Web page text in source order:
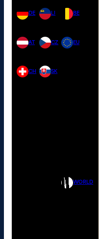
DE
AT
CH
LI
CZ
SK
BE
EU
WORLD